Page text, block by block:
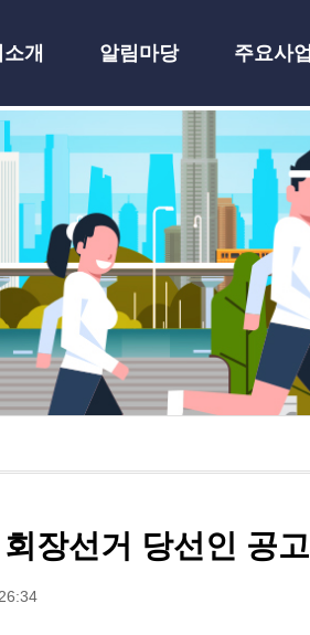
개 알림마당 주요사업
장선거 당선인 공고